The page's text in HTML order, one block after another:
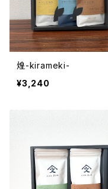
煌-kirameki-
¥3,240